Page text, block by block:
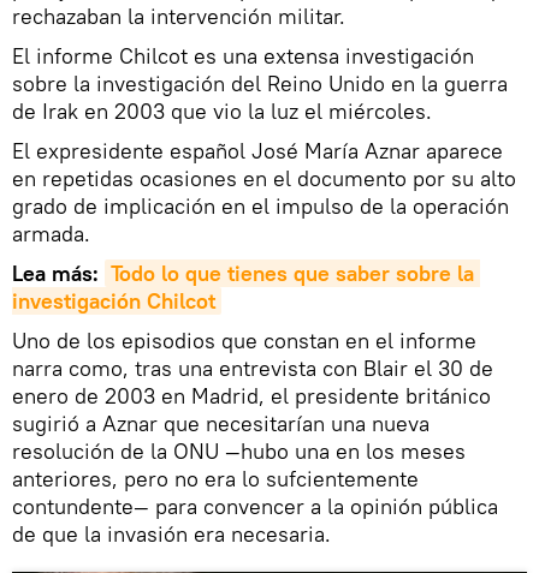
rechazaban la intervención militar.
El informe Chilcot es una extensa investigación
sobre la investigación del Reino Unido en la guerra
de Irak en 2003 que vio la luz el miércoles.
El expresidente español José María Aznar aparece
en repetidas ocasiones en el documento por su alto
grado de implicación en el impulso de la operación
armada.
Lea más: Todo lo que tienes que saber sobre la
investigación Chilcot
Uno de los episodios que constan en el informe
narra como, tras una entrevista con Blair el 30 de
enero de 2003 en Madrid, el presidente británico
sugirió a Aznar que necesitarían una nueva
resolución de la ONU —hubo una en los meses
anteriores, pero no era lo sufcientemente
contundente— para convencer a la opinión pública
de que la invasión era necesaria.